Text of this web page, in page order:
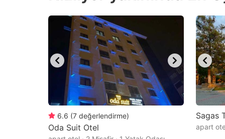
mark
key
to
get
the
keyboard
shortcuts
for
to
6.6 (7 değerlendirme)
Oda Suit Otel
Sagas
apart